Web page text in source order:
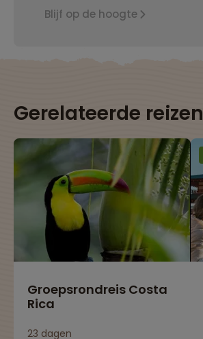
Blijf op de hoogte
Gerelateerde reizen
Groepsrondreis Costa
Rica
23 dagen